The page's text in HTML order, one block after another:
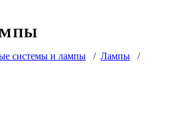
системы и лампы / Лампы /